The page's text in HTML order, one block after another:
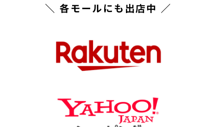
＼ 各モールにも出店中 ／